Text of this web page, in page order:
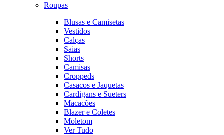
Roupas
Blusas e Camisetas
Vestidos
Calças
Saias
Shorts
Camisas
Croppeds
Casacos e Jaquetas
Cardigans e Sueters
Macacões
Blazer e Coletes
Moletom
Ver Tudo